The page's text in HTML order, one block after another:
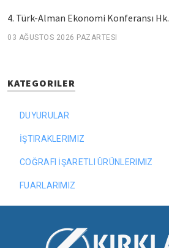
4. Türk-Alman Ekonomi Konferansı Hk.
03 AĞUSTOS 2026 PAZARTESI
KATEGORILER
DUYURULAR
İŞTIRAKLERIMIZ
COĞRAFI İŞARETLI ÜRÜNLERIMIZ
FUARLARIMIZ